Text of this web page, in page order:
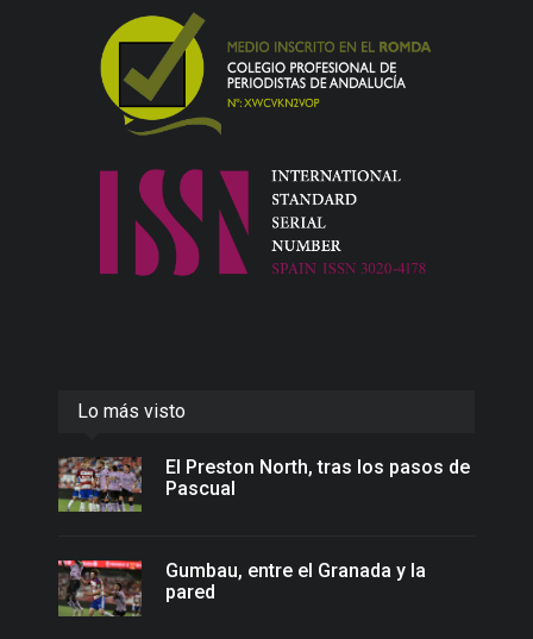
Lo más visto
El Preston North, tras los pasos de
Pascual
Gumbau, entre el Granada y la
pared